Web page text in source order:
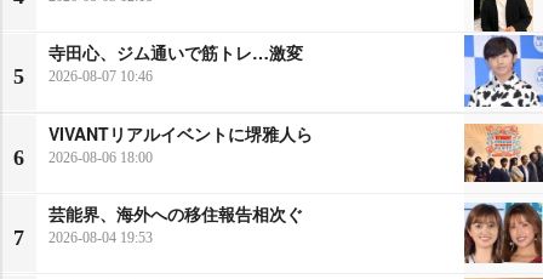
5
寺田心、ジム通いで筋トレ…激変
2026-08-07 10:46
6
VIVANTリアルイベントに堺雅人ら
2026-08-06 18:00
7
芸能界、海外への移住報告相次ぐ
2026-08-04 19:53